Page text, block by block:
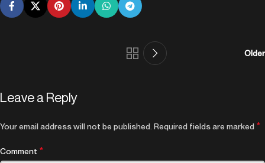
Older
Leave a Reply
Your email address will not be published. Required fields are marked *
Comment *